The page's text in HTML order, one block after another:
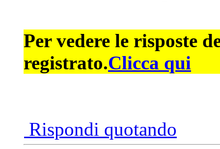
Per vedere le risposte
registrato.Clicca qui
Rispondi quotando